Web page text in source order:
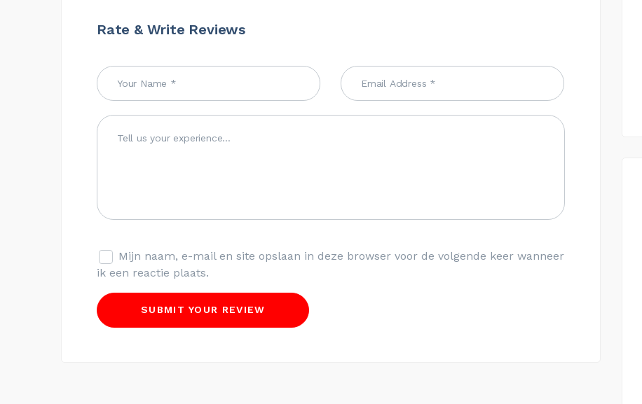
Rate & Write Reviews
Mijn naam, e-mail en site opslaan in deze browser voor de volgende keer wanneer
ik een reactie plaats.